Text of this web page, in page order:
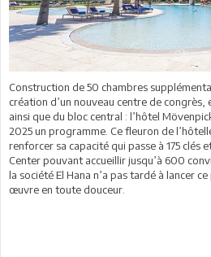
Construction de 50 chambres
création d’un nouveau centre de
ainsi que du bloc central : l’hôtel
2025 un programme. Ce fleuron de
renforcer sa capacité qui passe à 175 clés
Center pouvant accueillir jusqu’à 600
la société El Hana n’a pas tardé à lancer
œuvre en toute douceur.